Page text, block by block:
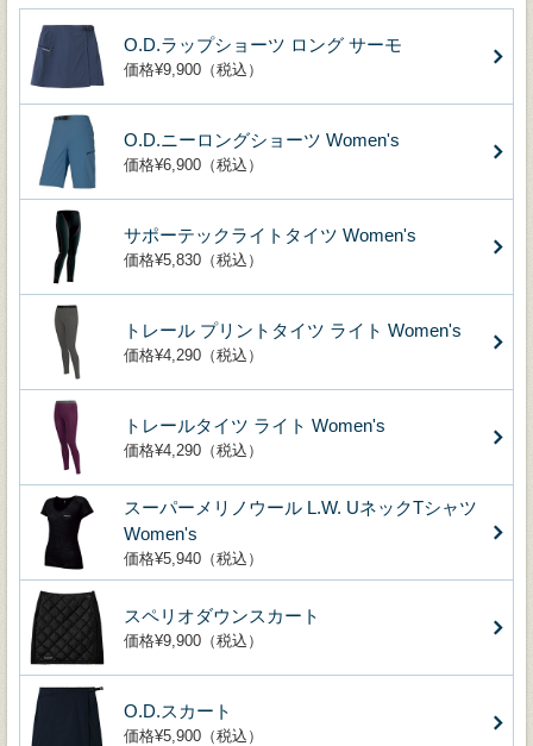
O.D.ラップショーツ ロング サーモ
価格¥9,900（税込）
O.D.ニーロングショーツ Women's
価格¥6,900（税込）
サポーテックライトタイツ Women's
価格¥5,830（税込）
トレール プリントタイツ ライト Women's
価格¥4,290（税込）
トレールタイツ ライト Women's
価格¥4,290（税込）
スーパーメリノウール L.W. UネックTシャツ
Women's
価格¥5,940（税込）
スペリオダウンスカート
価格¥9,900（税込）
O.D.スカート
価格¥5,900（税込）